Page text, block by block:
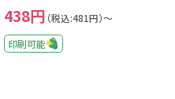
438円 （税込:481円）～
印刷可能